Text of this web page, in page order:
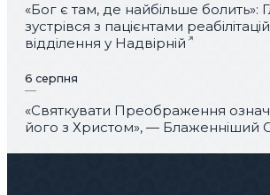
«Бог є там, де найбільше болить»:
зустрівся з пацієнтами
відділення у Надвірній
6 серпня
«Святкувати Преображення
його з Христом», — Блаженніший